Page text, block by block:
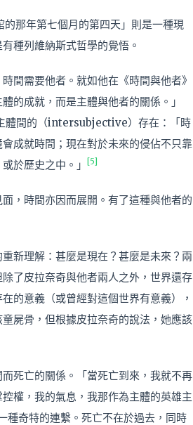
的那年第七個月的第四天」則是一種現
種列維納斯式哲學的覺悟。
間需要他者。就如他在《時間與他者》
的成就，而是主體與他者的關係。」
體間的（intersubjective）存在：「時
成就時間；現在對於未來的侵佔不只靠
於歷史之中。」
[5]
，時間亦因而展開。有了這種與他者的
新理解：甚麼是現在？甚麼是未來？兩
了皮拉奈奇與他者兩人之外，世界還存
的意義（或曾經對這個世界有意義），
屍骨，但根據皮拉奈奇的說法，她應該
死亡的關係。「當死亡到來，我就不再
權，我的氣息，我那作為主體的英雄主
種奇特的連繫。死亡不在於過去，同時